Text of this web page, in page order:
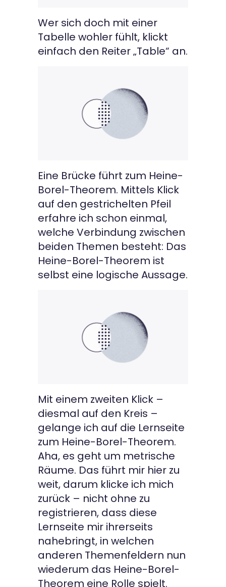
Wer sich doch mit einer
Tabelle wohler fühlt, klickt
einfach den Reiter „Table“ an.
Eine Brücke führt zum Heine-
Borel-Theorem. Mittels Klick
auf den gestrichelten Pfeil
erfahre ich schon einmal,
welche Verbindung zwischen
beiden Themen besteht: Das
Heine-Borel-Theorem ist
selbst eine logische Aussage.
Mit einem zweiten Klick –
diesmal auf den Kreis –
gelange ich auf die Lernseite
zum Heine-Borel-Theorem.
Aha, es geht um metrische
Räume. Das führt mir hier zu
weit, darum klicke ich mich
zurück – nicht ohne zu
registrieren, dass diese
Lernseite mir ihrerseits
nahebringt, in welchen
anderen Themenfeldern nun
wiederum das Heine-Borel-
Theorem eine Rolle spielt.